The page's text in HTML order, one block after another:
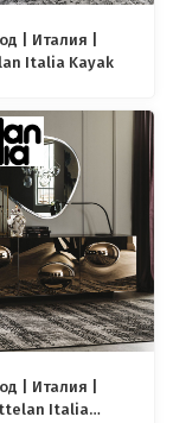
| Италия |
Italia Kayak
| Италия |
Italia